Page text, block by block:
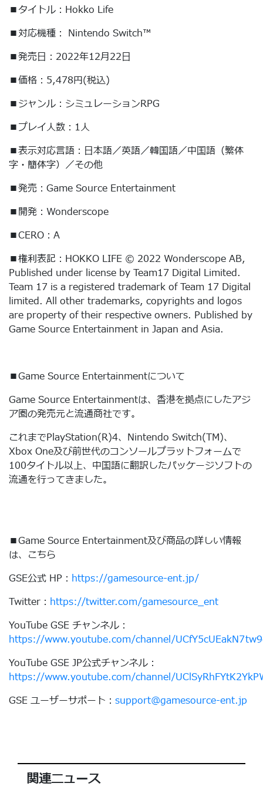
■タイトル：Hokko Life
■対応機種： Nintendo Switch™
■発売日：2022年12月22日
■価格：5,478円(税込)
■ジャンル：シミュレーションRPG
■プレイ人数：1人
■表示対応言語：日本語／英語／韓国語／中国語（繁体
字・簡体字）／その他
■発売：Game Source Entertainment
■開発：Wonderscope
■CERO：A
■権利表記：HOKKO LIFE © 2022 Wonderscope AB,
Published under license by Team17 Digital Limited.
Team 17 is a registered trademark of Team 17 Digital
limited. All other trademarks, copyrights and logos
are property of their respective owners. Published by
Game Source Entertainment in Japan and Asia.
■Game Source Entertainmentについて
Game Source Entertainmentは、香港を拠点にしたアジ
ア圏の発売元と流通商社です。
これまでPlayStation(R)4、Nintendo Switch(TM)、
Xbox One及び前世代のコンソールプラットフォームで
100タイトル以上、中国語に翻訳したパッケージソフトの
流通を行ってきました。
■Game Source Entertainment及び商品の詳しい情報
は、こちら
GSE公式 HP： https://gamesource-ent.jp/
Twitter： https://twitter.com/gamesource_ent
YouTube GSE チャンネル：
https://www.youtube.com/channel/
YouTube GSE JP公式チャンネル：
https://www.youtube.com/channel/
GSE ユーザーサポート： support@gamesource-ent.jp
関連ニュース